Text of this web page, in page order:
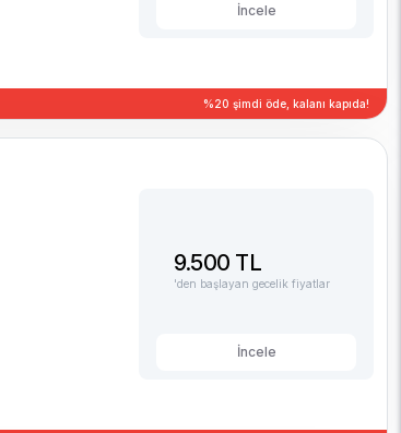
İncele
%20 şimdi öde, kalanı kapıda!
9.500 TL
'den başlayan gecelik fiyatlar
İncele